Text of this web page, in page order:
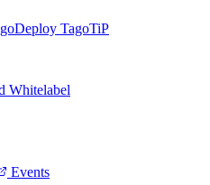
TagoTiP
Whitelabel
Events